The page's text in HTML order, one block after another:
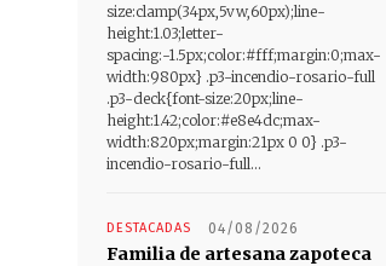
size:clamp(34px,5vw,60px);line-
height:1.03;letter-
spacing:-1.5px;color:#fff;margin:0;max-
width:980px} .p3-incendio-rosario-full
.p3-deck{font-size:20px;line-
height:1.42;color:#e8e4dc;max-
width:820px;margin:21px 0 0} .p3-
incendio-rosario-full...
DESTACADAS 04/08/2026
Familia de artesana zapoteca